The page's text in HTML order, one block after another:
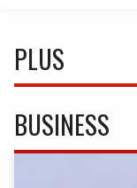
PLUS
BUSINESS